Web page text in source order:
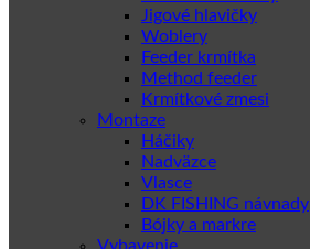
Jigové hlavičky
Woblery
Feeder krmítka
Method feeder
Krmítkové zmesi
Montaze
Háčiky
Nadväzce
Vlasce
DK FISHING návnady
Bójky a markre